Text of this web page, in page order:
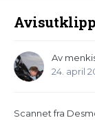
Avisutklipp
Av
24. april
Scannet fra